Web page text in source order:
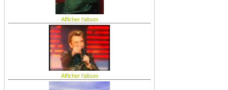
Afficher l'album
Afficher l'album